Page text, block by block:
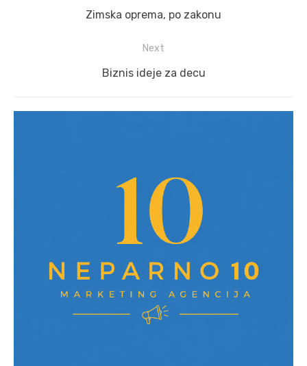
navigationPrevious
Zimska oprema, po zakonu
Next
Next
Biznis ideje za decu